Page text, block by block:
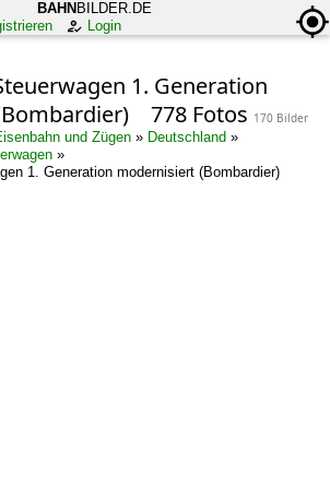
BAHN BILDER.DE
Login
1. Generation
778 Fotos 170 Bilder
und Zügen » Deutschland »
»
1. Generation modernisiert (Bombardier)